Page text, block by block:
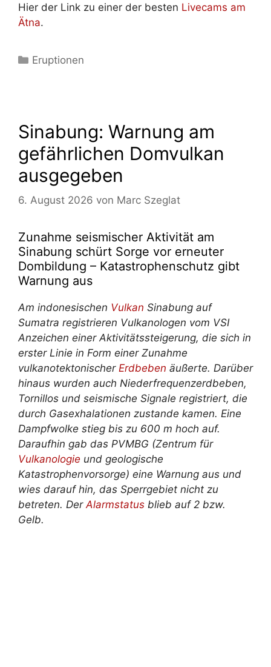
Hier der Link zu einer der besten Livecams am
Ätna.
Kategorien
Eruptionen
Sinabung: Warnung am
gefährlichen Domvulkan
ausgegeben
6. August 2026 von Marc Szeglat
Zunahme seismischer Aktivität am
Sinabung schürt Sorge vor erneuter
Dombildung – Katastrophenschutz gibt
Warnung aus
Am indonesischen Vulkan Sinabung auf
Sumatra registrieren Vulkanologen vom VSI
Anzeichen einer Aktivitätssteigerung, die sich in
erster Linie in Form einer Zunahme
vulkanotektonischer Erdbeben äußerte. Darüber
hinaus wurden auch Niederfrequenzerdbeben,
Tornillos und seismische Signale registriert, die
durch Gasexhalationen zustande kamen. Eine
Dampfwolke stieg bis zu 600 m hoch auf.
Daraufhin gab das PVMBG (Zentrum für
Vulkanologie und geologische
Katastrophenvorsorge) eine Warnung aus und
wies darauf hin, das Sperrgebiet nicht zu
betreten. DerAlarmstatus blieb auf 2 bzw.
Gelb.